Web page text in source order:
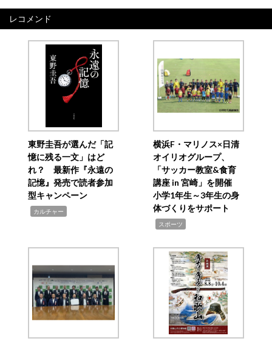
レコメンド
東野圭吾が選んだ「記
憶に残る一文」はど
れ？ 最新作『永遠の
記憶』発売で読者参加
型キャンペーン
カルチャー
横浜F・マリノス×日清
オイリオグループ、
「サッカー教室&食育
講座 in 宮崎」を開催
小学1年生～3年生の身
体づくりをサポート
スポーツ